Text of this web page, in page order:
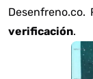
verificación.